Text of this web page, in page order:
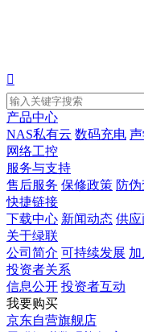

产品中心
NAS私有云 数码充电
网络工控
服务与支持
售后服务 保修政策 防
快捷链接
下载中心 新闻动态 供
关于绿联
公司简介 可持续发展
投资者关系
信息公开 投资者互动
我要购买
京东自营旗舰店